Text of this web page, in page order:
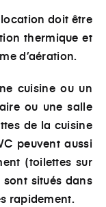
doit être
thermique et
d’aération.
cuisine ou un
ou une salle
de la cuisine
peuvent aussi
(toilettes sur
sont situés dans
rapidement.